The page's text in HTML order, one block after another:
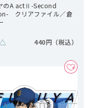
のA actⅡ-Second
クリアファイル／倉
△ 440円